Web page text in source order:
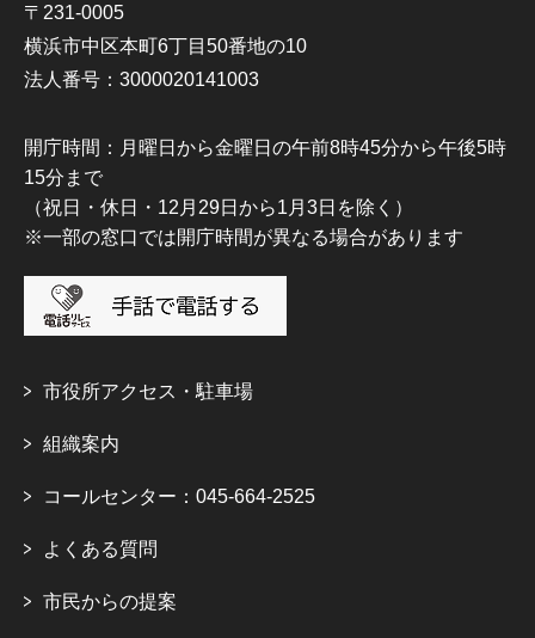
〒231-0005
横浜市中区本町6丁目50番地の10
法人番号：3000020141003
開庁時間：月曜日から金曜日の午前8時45分から午後5時
15分まで
（祝日・休日・12月29日から1月3日を除く）
※一部の窓口では開庁時間が異なる場合があります
市役所アクセス・駐車場
組織案内
コールセンター：045-664-2525
よくある質問
市民からの提案